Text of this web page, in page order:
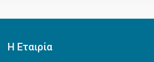
Η Εταιρία